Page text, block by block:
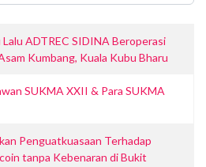
ADTREC SIDINA Beroperasi
Kumbang, Kuala Kubu Bharu
SUKMA XXII & Para SUKMA
Penguatkuasaan Terhadap
tanpa Kebenaran di Bukit